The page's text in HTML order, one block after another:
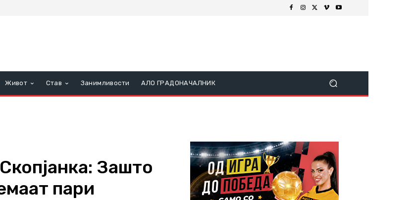
Живот Став Занимливости АЛО ГРАДОНАЧАЛНИК
Зашто
пари